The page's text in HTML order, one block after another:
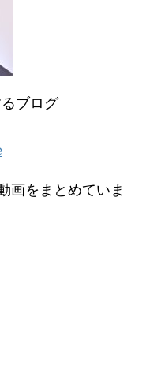
ブログ
画をまとめていま